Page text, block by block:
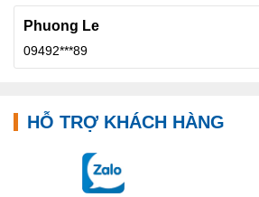
Phuong Le
09492***89
HỖ TRỢ KHÁCH HÀNG